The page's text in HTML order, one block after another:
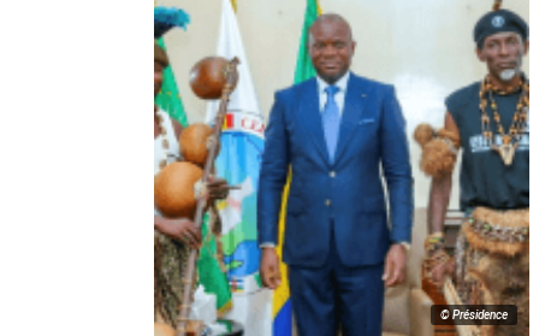
© Présidence